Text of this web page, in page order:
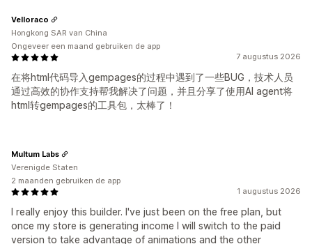
7 augustus 2026
在将html代码导入gempages的过程中遇到了一些BUG，技术人员
通过高效的协作支持帮我解决了问题，并且分享了使用AI agent将
html转gempages的工具包，太棒了！
Velloraco
Hongkong SAR van China
Ongeveer een maand gebruiken de app
1 augustus 2026
I really enjoy this builder. I've just been on the free plan, but
once my store is generating income I will switch to the paid
version to take advantage of animations and the other
Multum Labs
Verenigde Staten
2 maanden gebruiken de app